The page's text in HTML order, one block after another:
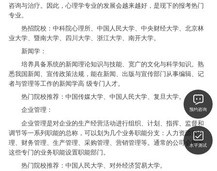
咨询与治疗。因此，心理学专业的发展会越来越好，是现下的报考热门
专业。
热招院校：中科院心理所、中国人民大学、中央财经大学、北京林
业大学、暨南大学、四川大学、浙江大学、南开大学。
新闻学：
培养具备系统的新闻理论知识与技能、宽广的文化与科学知识。熟
悉我国新闻、宣传政策法规，能在新闻、出版与宣传部门从事编辑、记
者与管理等工作的新闻学高 级专门人才。
热门院校推荐：中国传媒大学、中国人民大学、复旦大学。
企业管理：
企业管理是对企业的生产经营活动进行组织、计划、指挥、监督和
调节等一系列职能的总称，可以划为几个业务职能分支：人力资源管
理、财务管理、生产管理、采购管理、营销管理等。通常的公司会按照
这些专门的业务职能设置职能部门。
热门院校推荐：中国人民大学、对外经济贸易大学。
预约咨询
水平测试